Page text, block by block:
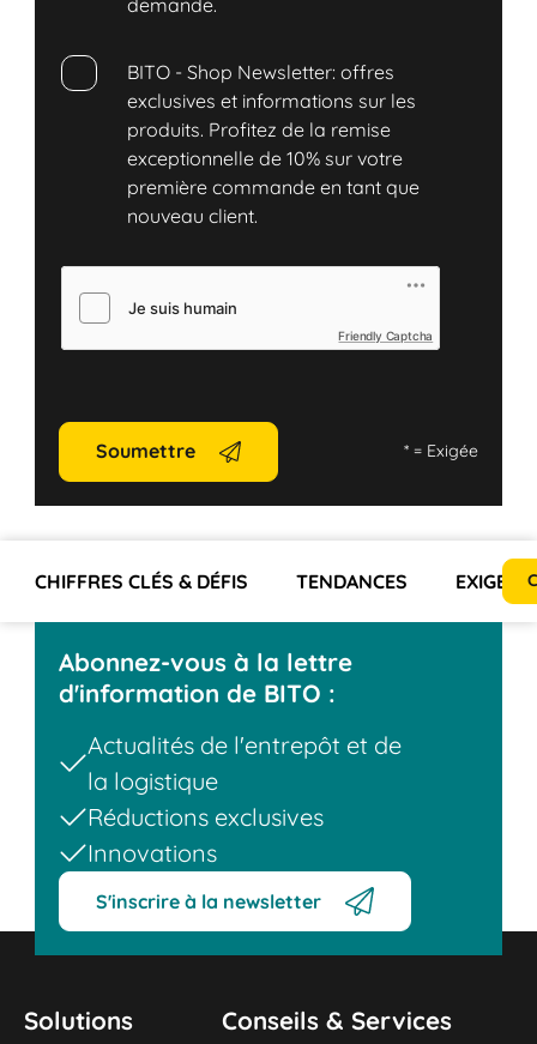
BITO - Shop Newsletter: offres
exclusives et informations sur les
produits. Profitez de la remise
exceptionnelle de 10% sur votre
première commande en tant que
nouveau client.
Friendly Captcha
Soumettre *= Exigée
CHIFFRES CLÉS & DÉFIS TENDANCES
Abonnez-vous à la lettre
d'information de BITO :
Actualités de l'entrepôt et de
la logistique
Réductions exclusives
Innovations
S'inscrire à la newsletter
Solutions Conseils & Services